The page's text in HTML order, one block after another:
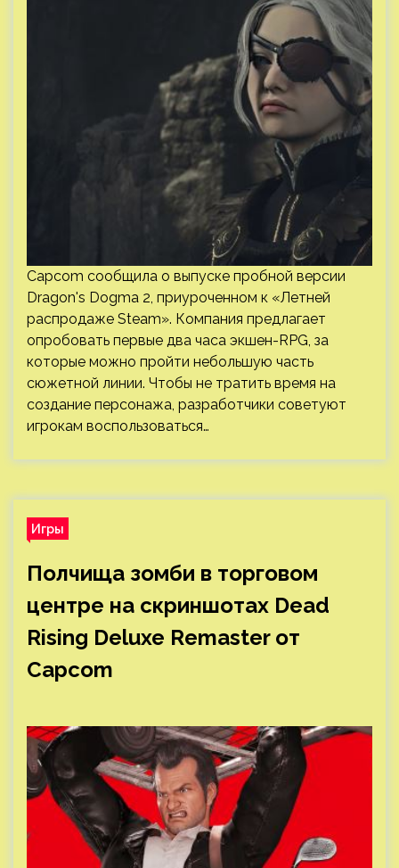
Capcom сообщила о выпуске пробной версии
Dragon's Dogma 2, приуроченном к «Летней
распродаже Steam». Компания предлагает
опробовать первые два часа экшен-RPG, за
которые можно пройти небольшую часть
сюжетной линии. Чтобы не тратить время на
создание персонажа, разработчики советуют
игрокам воспользоваться…
Игры
Полчища зомби в торговом
центре на скриншотах Dead
Rising Deluxe Remaster от
Capcom